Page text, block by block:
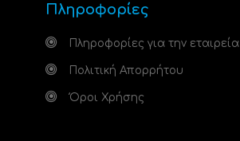
Πληροφορίες
Πληροφορίες για την εταιρεία
Πολιτική Απορρήτου
Όροι Χρήσης